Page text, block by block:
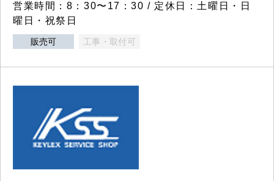
営業時間：8：30〜17：30 / 定休日：土曜日・日
曜日・祝祭日
販売可 工事・取付可